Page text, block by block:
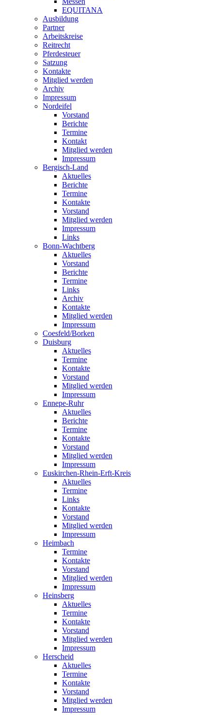
EQUITANA
Ausbildung
Partner
Arbeitskreise
Reitrecht
Pferdesteuer
Satzung
Kontakte
Mitglied werden
Archiv
Impressum
Nordeifel
Vorstand
Berichte
Termine
Kontakt
Mitglied werden
Impressum
Bergisch-Land
Aktuelles
Berichte
Termine
Kontakte
Vorstand
Mitglied werden
Impressum
Links
Bonn-Wachtberg
Aktuelles
Vorstand
Berichte
Termine
Links
Archiv
Kontakte
Mitglied werden
Impressum
Coesfeld/Borken
Duisburg
Aktuelles
Termine
Kontakte
Vorstand
Mitglied werden
Impressum
Ennepe-Ruhr
Aktuelles
Berichte
Termine
Kontakte
Vorstand
Mitglied werden
Impressum
Euskirchen-Rhein-Erft-Kreis
Aktuelles
Termine
Links
Kontakte
Vorstand
Mitglied werden
Impressum
Heimbach
Termine
Kontakte
Vorstand
Mitglied werden
Impressum
Heinsberg
Aktuelles
Termine
Kontakte
Vorstand
Mitglied werden
Impressum
Herscheid
Aktuelles
Termine
Kontakte
Vorstand
Mitglied werden
Impressum